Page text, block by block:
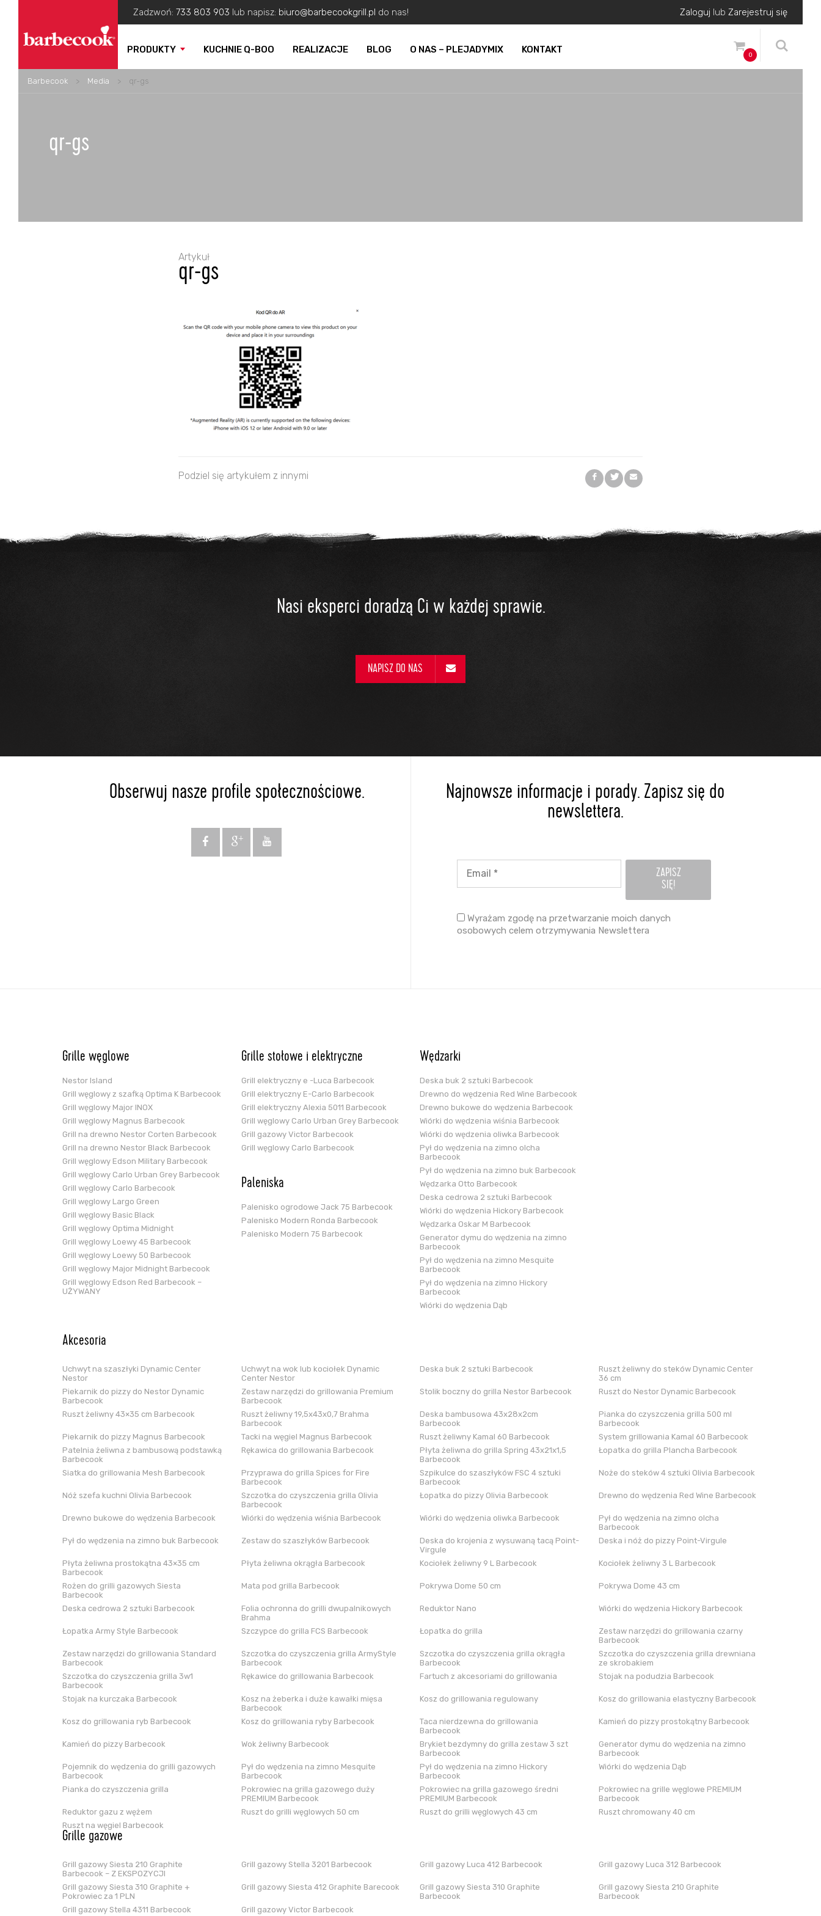
Zadzwoń: 733 803 903 lub napisz: biuro@barbecookgrill.pl do nas! Zaloguj lub Zarejestruj się
PRODUKTY KUCHNIE Q-BOO REALIZACJE BLOG O NAS – PLEJADYMIX KONTAKT 0
Barbecook > Media > qr-gs
qr-gs
Artykuł
qr-gs
Podziel się artykułem z innymi
Nasi eksperci doradzą Ci w każdej sprawie.
NAPISZ DO NAS
Obserwuj nasze profile społecznościowe.
Najnowsze informacje i porady. Zapisz się do
newslettera.
Wyrażam zgodę na przetwarzanie moich danych
osobowych celem otrzymywania Newslettera
Grille węglowe
Nestor Island
Grill węglowy z szafką Optima K Barbecook
Grill węglowy Major INOX
Grill węglowy Magnus Barbecook
Grill na drewno Nestor Corten Barbecook
Grill na drewno Nestor Black Barbecook
Grill węglowy Edson Military Barbecook
Grill węglowy Carlo Urban Grey Barbecook
Grill węglowy Carlo Barbecook
Grill węglowy Largo Green
Grill węglowy Basic Black
Grill węglowy Optima Midnight
Grill węglowy Loewy 45 Barbecook
Grill węglowy Loewy 50 Barbecook
Grill węglowy Major Midnight Barbecook
Grill węglowy Edson Red Barbecook –
UŻYWANY
Grille stołowe i elektryczne
Grill elektryczny e -Luca Barbecook
Grill elektryczny E-Carlo Barbecook
Grill elektryczny Alexia 5011 Barbecook
Grill węglowy Carlo Urban Grey Barbecook
Grill gazowy Victor Barbecook
Grill węglowy Carlo Barbecook
Paleniska
Palenisko ogrodowe Jack 75 Barbecook
Palenisko Modern Ronda Barbecook
Palenisko Modern 75 Barbecook
Wędzarki
Deska buk 2 sztuki Barbecook
Drewno do wędzenia Red Wine Barbecook
Drewno bukowe do wędzenia Barbecook
Wiórki do wędzenia wiśnia Barbecook
Wiórki do wędzenia oliwka Barbecook
Pył do wędzenia na zimno olcha
Barbecook
Pył do wędzenia na zimno buk Barbecook
Wędzarka Otto Barbecook
Deska cedrowa 2 sztuki Barbecook
Wiórki do wędzenia Hickory Barbecook
Wędzarka Oskar M Barbecook
Generator dymu do wędzenia na zimno
Barbecook
Pył do wędzenia na zimno Mesquite
Barbecook
Pył do wędzenia na zimno Hickory
Barbecook
Wiórki do wędzenia Dąb
Akcesoria
Uchwyt na szaszłyki Dynamic Center
Nestor
Uchwyt na wok lub kociołek Dynamic
Center Nestor
Deska buk 2 sztuki Barbecook
Ruszt żeliwny do steków Dynamic Center
36 cm
Piekarnik do pizzy do Nestor Dynamic
Barbecook
Zestaw narzędzi do grillowania Premium
Barbecook
Stolik boczny do grilla Nestor Barbecook Ruszt do Nestor Dynamic Barbecook
Ruszt żeliwny 43×35 cm Barbecook
Ruszt żeliwny 19,5x43x0,7 Brahma
Barbecook
Deska bambusowa 43x28x2cm
Barbecook
Pianka do czyszczenia grilla 500 ml
Barbecook
Piekarnik do pizzy Magnus Barbecook
Tacki na węgiel Magnus Barbecook Ruszt żeliwny Kamal 60 Barbecook
System grillowania Kamal 60 Barbecook
Patelnia żeliwna z bambusową podstawką
Barbecook
Rękawica do grillowania Barbecook
Płyta żeliwna do grilla Spring 43x21x1,5
Barbecook
Łopatka do grilla Plancha Barbecook
Siatka do grillowania Mesh Barbecook
Przyprawa do grilla Spices for Fire
Barbecook
Szpikulce do szaszłyków FSC 4 sztuki
Barbecook
Noże do steków 4 sztuki Olivia Barbecook
Nóż szefa kuchni Olivia Barbecook
Szczotka do czyszczenia grilla Olivia
Barbecook
Łopatka do pizzy Olivia Barbecook Drewno do wędzenia Red Wine Barbecook
Drewno bukowe do wędzenia Barbecook Wiórki do wędzenia wiśnia Barbecook Wiórki do wędzenia oliwka Barbecook
Pył do wędzenia na zimno olcha
Barbecook
Pył do wędzenia na zimno buk Barbecook
Zestaw do szaszłyków Barbecook
Deska do krojenia z wysuwaną tacą Point-
Virgule
Deska i nóż do pizzy Point-Virgule
Płyta żeliwna prostokątna 43×35 cm
Barbecook
Płyta żeliwna okrągła Barbecook Kociołek żeliwny 9 L Barbecook Kociołek żeliwny 3 L Barbecook
Rożen do grilli gazowych Siesta
Barbecook
Mata pod grilla Barbecook Pokrywa Dome 50 cm Pokrywa Dome 43 cm
Deska cedrowa 2 sztuki Barbecook
Folia ochronna do grilli dwupalnikowych
Brahma
Reduktor Nano Wiórki do wędzenia Hickory Barbecook
Łopatka Army Style Barbecook Szczypce do grilla FCS Barbecook Łopatka do grilla
Zestaw narzędzi do grillowania czarny
Barbecook
Zestaw narzędzi do grillowania Standard
Barbecook
Szczotka do czyszczenia grilla ArmyStyle
Barbecook
Szczotka do czyszczenia grilla okrągła
Barbecook
Szczotka do czyszczenia grilla drewniana
ze skrobakiem
Szczotka do czyszczenia grilla 3w1
Barbecook
Rękawice do grillowania Barbecook Fartuch z akcesoriami do grillowania Stojak na podudzia Barbecook
Stojak na kurczaka Barbecook
Kosz na żeberka i duże kawałki mięsa
Barbecook
Kosz do grillowania regulowany Kosz do grillowania elastyczny Barbecook
Kosz do grillowania ryb Barbecook Kosz do grillowania ryby Barbecook
Taca nierdzewna do grillowania
Barbecook
Kamień do pizzy prostokątny Barbecook
Kamień do pizzy Barbecook Wok żeliwny Barbecook
Brykiet bezdymny do grilla zestaw 3 szt
Barbecook
Generator dymu do wędzenia na zimno
Barbecook
Pojemnik do wędzenia do grilli gazowych
Barbecook
Pył do wędzenia na zimno Mesquite
Barbecook
Pył do wędzenia na zimno Hickory
Barbecook
Wiórki do wędzenia Dąb
Pianka do czyszczenia grilla
Pokrowiec na grilla gazowego duży
PREMIUM Barbecook
Pokrowiec na grilla gazowego średni
PREMIUM Barbecook
Pokrowiec na grille węglowe PREMIUM
Barbecook
Reduktor gazu z wężem
Ruszt do grilli węglowych 50 cm Ruszt do grilli węglowych 43 cm
Ruszt chromowany 40 cm
Ruszt na węgiel Barbecook
Grille gazowe
Grill gazowy Siesta 210 Graphite
Barbecook – Z EKSPOZYCJI
Grill gazowy Stella 3201 Barbecook Grill gazowy Luca 412 Barbecook Grill gazowy Luca 312 Barbecook
Grill gazowy Siesta 310 Graphite +
Pokrowiec za 1 PLN
Grill gazowy Siesta 412 Graphite Barecook
Grill gazowy Siesta 310 Graphite
Barbecook
Grill gazowy Siesta 210 Graphite
Barbecook
Grill gazowy Stella 4311 Barbecook
Grill gazowy Victor Barbecook